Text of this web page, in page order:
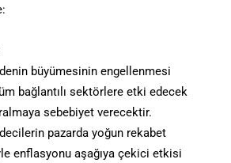
büyümesinin engellenmesi
bağlantılı sektörlere etki edecek
sebebiyet verecektir.
pazarda yoğun rekabet
enflasyonu aşağıya çekici etkisi